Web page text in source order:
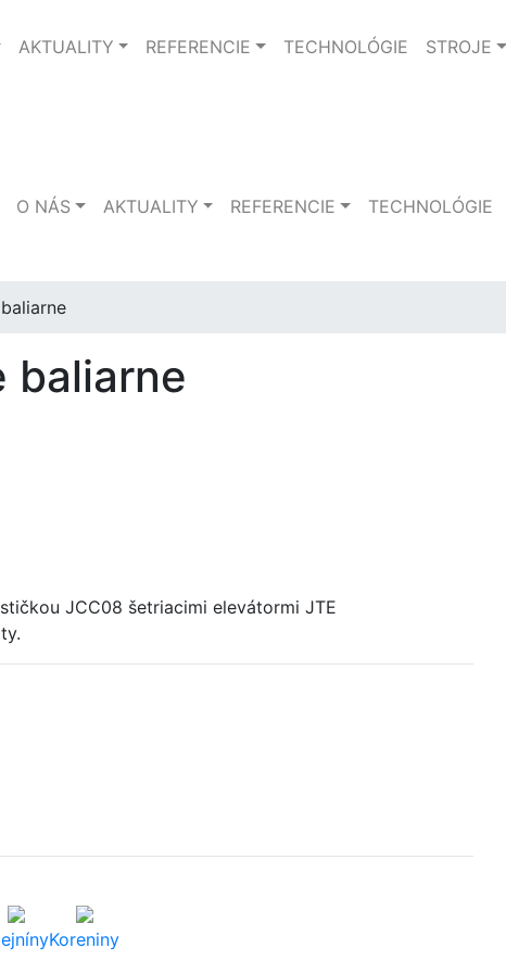
AKTUALITY REFERENCIE TECHNOLÓGIE STROJE
O NÁS AKTUALITY REFERENCIE TECHNOLÓGIE
baliarne
JCC08 šetriacimi elevátormi JTE
Koreniny